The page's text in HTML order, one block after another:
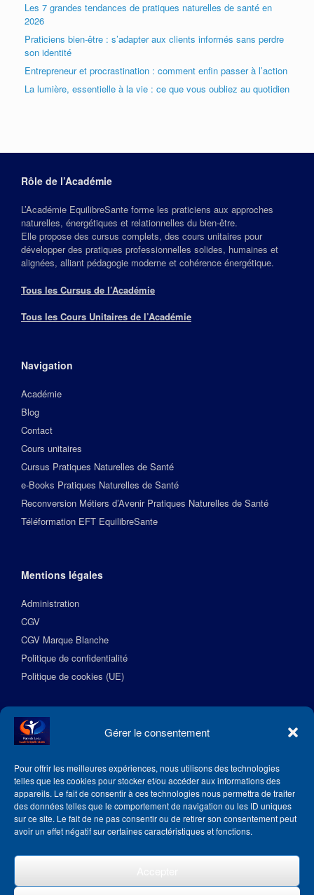
Gérer le consentement
Pour offrir les meilleures expériences, nous utilisons des technologies
telles que les cookies pour stocker et/ou accéder aux informations des
appareils. Le fait de consentir à ces technologies nous permettra de traiter
des données telles que le comportement de navigation ou les ID uniques
sur ce site. Le fait de ne pas consentir ou de retirer son consentement peut
avoir un effet négatif sur certaines caractéristiques et fonctions.
Les 7 grandes tendances de pratiques naturelles de santé en
2026
Praticiens bien-être : s’adapter aux clients informés sans perdre
son identité
Entrepreneur et procrastination : comment enfin passer à l’action
La lumière, essentielle à la vie : ce que vous oubliez au quotidien
Rôle de l’Académie
L’Académie EquilibreSante forme les praticiens aux approches
naturelles, énergétiques et relationnelles du bien‑être.
Elle propose des cursus complets, des cours unitaires pour
développer des pratiques professionnelles solides, humaines et
alignées, alliant pédagogie moderne et cohérence énergétique.
Tous les Cursus de l’Académie
Tous les Cours Unitaires de l’Académie
Navigation
Académie
Blog
Contact
Cours unitaires
Cursus Pratiques Naturelles de Santé
e-Books Pratiques Naturelles de Santé
Reconversion Métiers d’Avenir Pratiques Naturelles de Santé
Téléformation EFT EquilibreSante
Mentions légales
Administration
CGV
CGV Marque Blanche
Politique de confidentialité
Politique de cookies (UE)
Suivez l’Académie EquilibreSante